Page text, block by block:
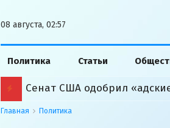
08 августа, 02:57
Политика Статьи
Сенат США одобрил
Главная Политика